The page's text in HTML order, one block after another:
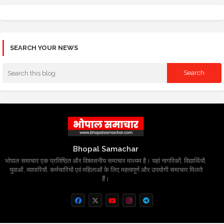
SEARCH YOUR NEWS
Bhopal Samachar
भोपाल समाचार एक प्रतिष्ठित और विश्वसनीय समाचार माध्यम है। यहां नागरिकों, विद्यार्थियों,
युवाओं, व्यापारियों, कर्मचारियों एवं महिलाओं के लिए महत्वपूर्ण और उपयोगी समाचार मिलते
हैं।